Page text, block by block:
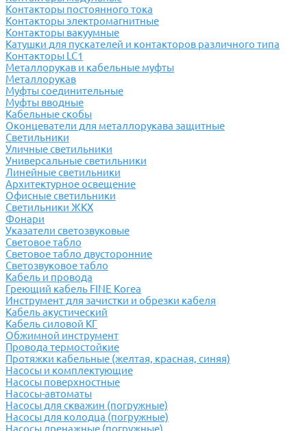
Контакторы постоянного тока
Контакторы электромагнитные
Контакторы вакуумные
Катушки для пускателей и контакторов различного типа
Контакторы LC1
Металлорукав и кабельные муфты
Металлорукав
Муфты соединительные
Муфты вводные
Кабельные скобы
Оконцеватели для металлорукава защитные
Светильники
Уличные светильники
Универсальные светильники
Линейные светильники
Архитектурное освещение
Офисные светильники
Светильники ЖКХ
Фонари
Указатели светозвуковые
Световое табло
Световое табло двусторонние
Светозвуковое табло
Кабель и провода
Греющий кабель FINE Korea
Инструмент для зачистки и обрезки кабеля
Кабель акустический
Кабель силовой КГ
Обжимной инструмент
Провода термостойкие
Протяжки кабельные (желтая, красная, синяя)
Насосы и комплектующие
Насосы поверхностные
Насосы-автоматы
Насосы для скважин (погружные)
Насосы для колодца (погружные)
Насосы дренажные (погружные)